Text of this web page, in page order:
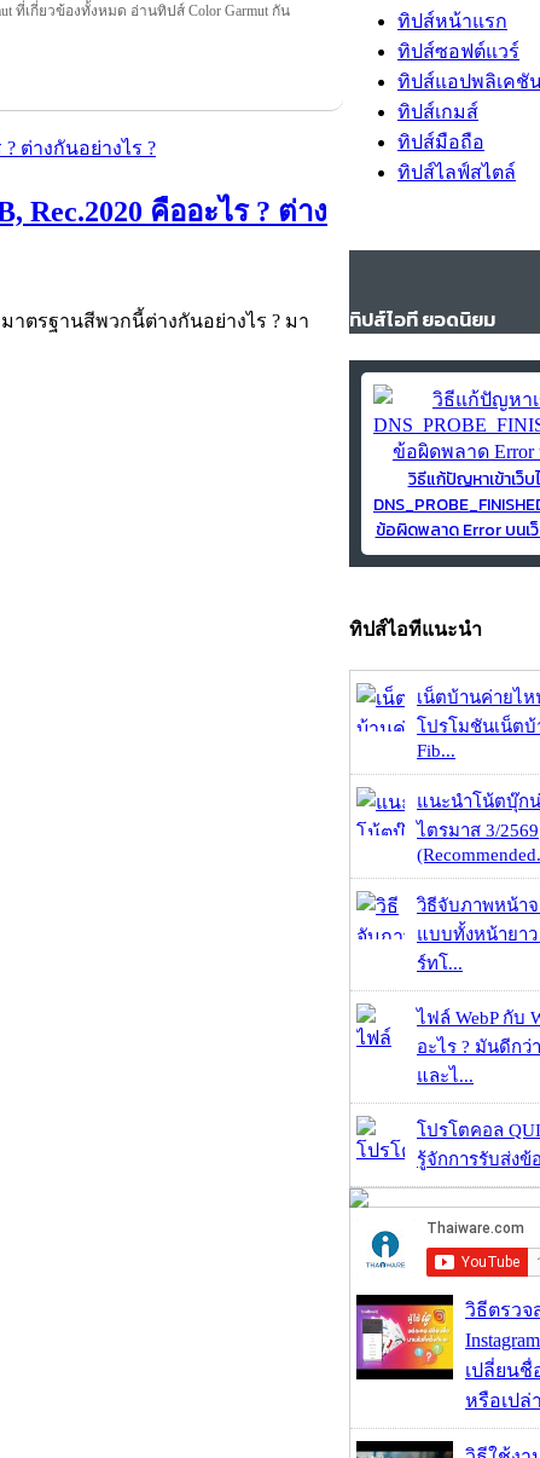
ที่เกี่ยวข้องทั้งหมด อ่านทิปส์ Color Garmut กัน
Rec.2020 คืออะไร ? ต่าง
มาตรฐานสีพวกนี้ต่างกันอย่างไร ? มา
ทิปส์หน้าแรก
ทิปส์ซอฟต์แวร์
ทิปส์แอปพลิเคชั
ทิปส์เกมส์
ทิปส์มือถือ
ทิปส์ไลฟ์สไตล์
ทิปส์ไอที ยอดนิยม
วิธีแก้ปัญหาเข้าเว็บ
ข้อผิดพลาด Error บนเว็
ทิปส์ไอทีแนะนำ
เน็ตบ้านค่ายไห
โปรโมชันเน็ตบ้
Fib...
แนะนำโน้ตบุ๊ก
ไตรมาส 3/2569
วิธีจับภาพหน้าจ
แบบทั้งหน้ายา
ร์ทโ...
ไฟล์ WebP กับ
อะไร ? มันดีกว่
และไ...
โปรโตคอล
รู้จักการรับส่ง
วิธีตรวจ
เปลี่ยน
หรือเปล่